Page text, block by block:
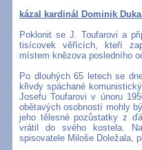
kázal kardinál Dominik
Poklonit se J. Toufarovi a
tisícovek věřících, kteří
místem knězova posledního
Po dlouhých 65 letech se
křivdy spáchané
Josefu Toufarovi v únoru
obětavých osobností mohly
jeho tělesné pozůstatky z
vrátil do svého kostela.
spisovatele Miloše Doležala,